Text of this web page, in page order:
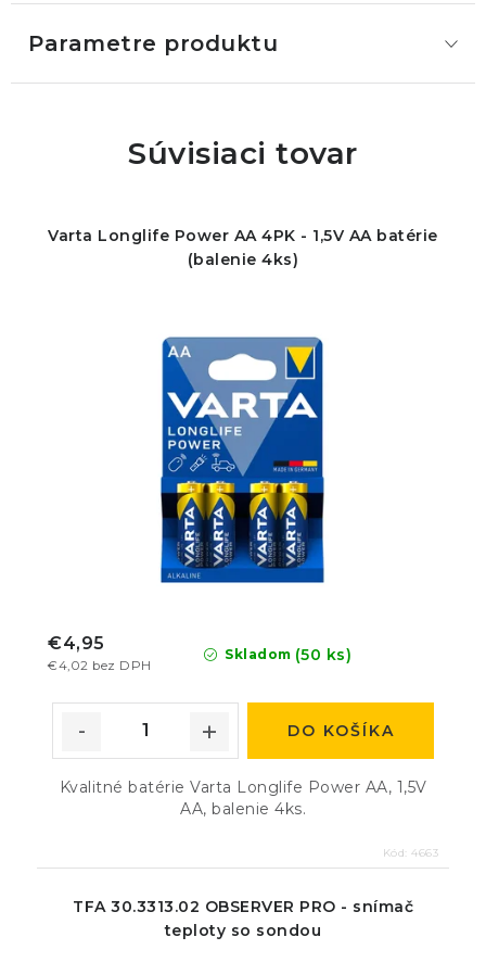
Parametre produktu
Súvisiaci tovar
Varta Longlife Power AA 4PK - 1,5V AA batérie
(balenie 4ks)
Skladom (50 ks)
€4,02 bez DPH
€4,95
DO KOŠÍKA
Kvalitné batérie Varta Longlife Power AA, 1,5V
AA, balenie 4ks.
Kód: 4663
TFA 30.3313.02 OBSERVER PRO - snímač
teploty so sondou